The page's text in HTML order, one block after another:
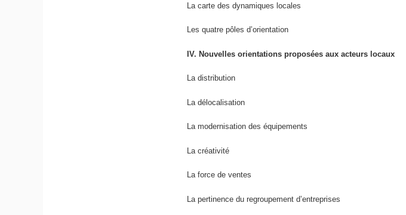
La carte des dynamiques locales
Les quatre pôles d’orientation
IV. Nouvelles orientations proposées aux acteurs locaux
La distribution
La délocalisation
La modernisation des équipements
La créativité
La force de ventes
La pertinence du regroupement d’entreprises